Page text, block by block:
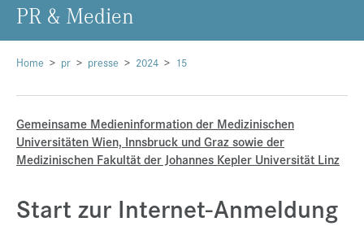
Forschung
Studium & Lehre
Krankenversorgung
Über uns
Internationales
Home pr presse 2024 15
Gemeinsame Medieninformation der Medizinischen
Universitäten Wien, Innsbruck und Graz sowie der
Medizinischen Fakultät der Johannes Kepler Universität Linz
Start zur Internet-Anmeldung
PR & Me­di­en